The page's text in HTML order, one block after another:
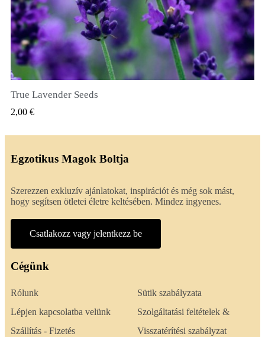
True Lavender Seeds
2,00 €
Egzotikus Magok Boltja
Szerezzen exkluzív ajánlatokat, inspirációt és még sok mást,
hogy segítsen ötletei életre keltésében. Mindez ingyenes.
Csatlakozz vagy jelentkezz be
Cégünk
Rólunk
Lépjen kapcsolatba velünk
Szállítás - Fizetés
Sütik szabályzata
Szolgáltatási feltételek &
Visszatérítési szabályzat